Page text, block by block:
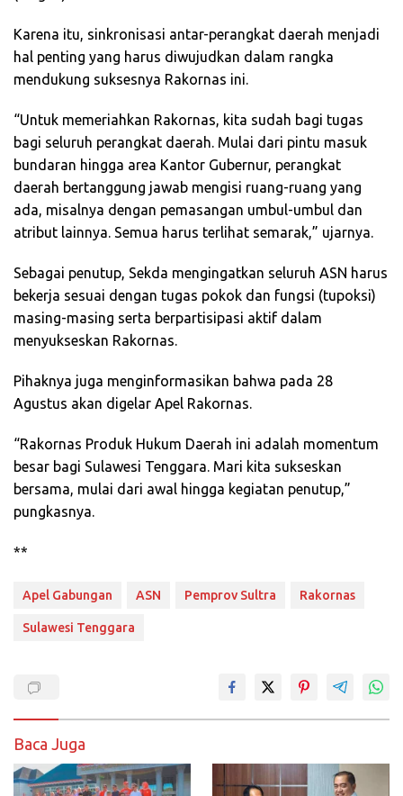
Karena itu, sinkronisasi antar-perangkat daerah menjadi
hal penting yang harus diwujudkan dalam rangka
mendukung suksesnya Rakornas ini.
“Untuk memeriahkan Rakornas, kita sudah bagi tugas
bagi seluruh perangkat daerah. Mulai dari pintu masuk
bundaran hingga area Kantor Gubernur, perangkat
daerah bertanggung jawab mengisi ruang-ruang yang
ada, misalnya dengan pemasangan umbul-umbul dan
atribut lainnya. Semua harus terlihat semarak,” ujarnya.
Sebagai penutup, Sekda mengingatkan seluruh ASN harus
bekerja sesuai dengan tugas pokok dan fungsi (tupoksi)
masing-masing serta berpartisipasi aktif dalam
menyukseskan Rakornas.
Pihaknya juga menginformasikan bahwa pada 28
Agustus akan digelar Apel Rakornas.
“Rakornas Produk Hukum Daerah ini adalah momentum
besar bagi Sulawesi Tenggara. Mari kita sukseskan
bersama, mulai dari awal hingga kegiatan penutup,”
pungkasnya.
**
Apel Gabungan ASN Pemprov Sultra Rakornas
Sulawesi Tenggara
Baca Juga